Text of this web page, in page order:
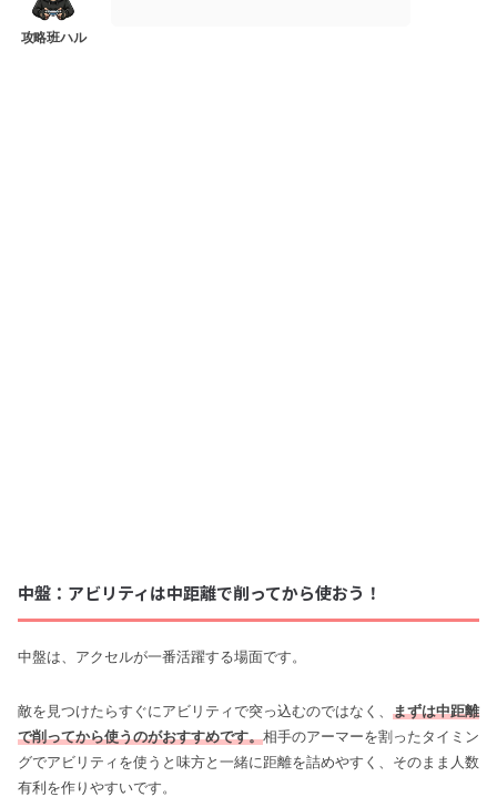
中盤：アビリティは中距離で削ってから使おう！
中盤は、アクセルが一番活躍する場面です。
敵を見つけたらすぐにアビリティで突っ込むのではなく、 まずは中距離
で削ってから使うのがおすすめです。相手のアーマーを割ったタイミン
グでアビリティを使うと味方と一緒に距離を詰めやすく、そのまま人数
有利を作りやすいです。